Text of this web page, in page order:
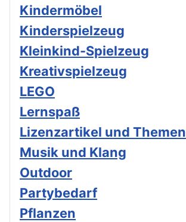
Kindermöbel
Kinderspielzeug
Kleinkind-Spielzeug
Kreativspielzeug
LEGO
Lernspaß
Lizenzartikel und Themen
Musik und Klang
Outdoor
Partybedarf
Pflanzen